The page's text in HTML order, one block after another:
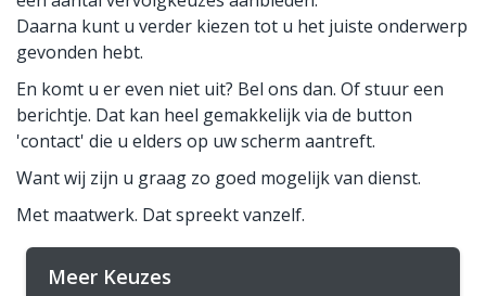
Daarna kunt u verder kiezen tot u het juiste onderwerp
gevonden hebt.
En komt u er even niet uit? Bel ons dan. Of stuur een
berichtje. Dat kan heel gemakkelijk via de button
'contact' die u elders op uw scherm aantreft.
Want wij zijn u graag zo goed mogelijk van dienst.
Met maatwerk. Dat spreekt vanzelf.
Meer Keuzes